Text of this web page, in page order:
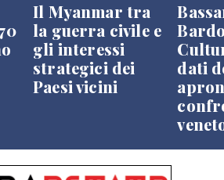
Il Myanmar tra
la guerra civile e
gli interessi
strategici dei
Paesi vicini
dati